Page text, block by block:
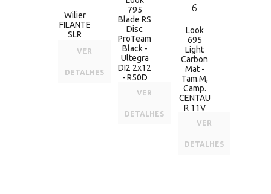
Wilier
FILANTE
SLR
VER
DETALHES
795
Blade RS
Disc
ProTeam
Black -
Ultegra
DI2 2x12
- R50D
VER
DETALHES
Look
695
Light
Carbon
Mat -
Tam.M,
Camp.
CENTAU
R 11V
VER
DETALHES